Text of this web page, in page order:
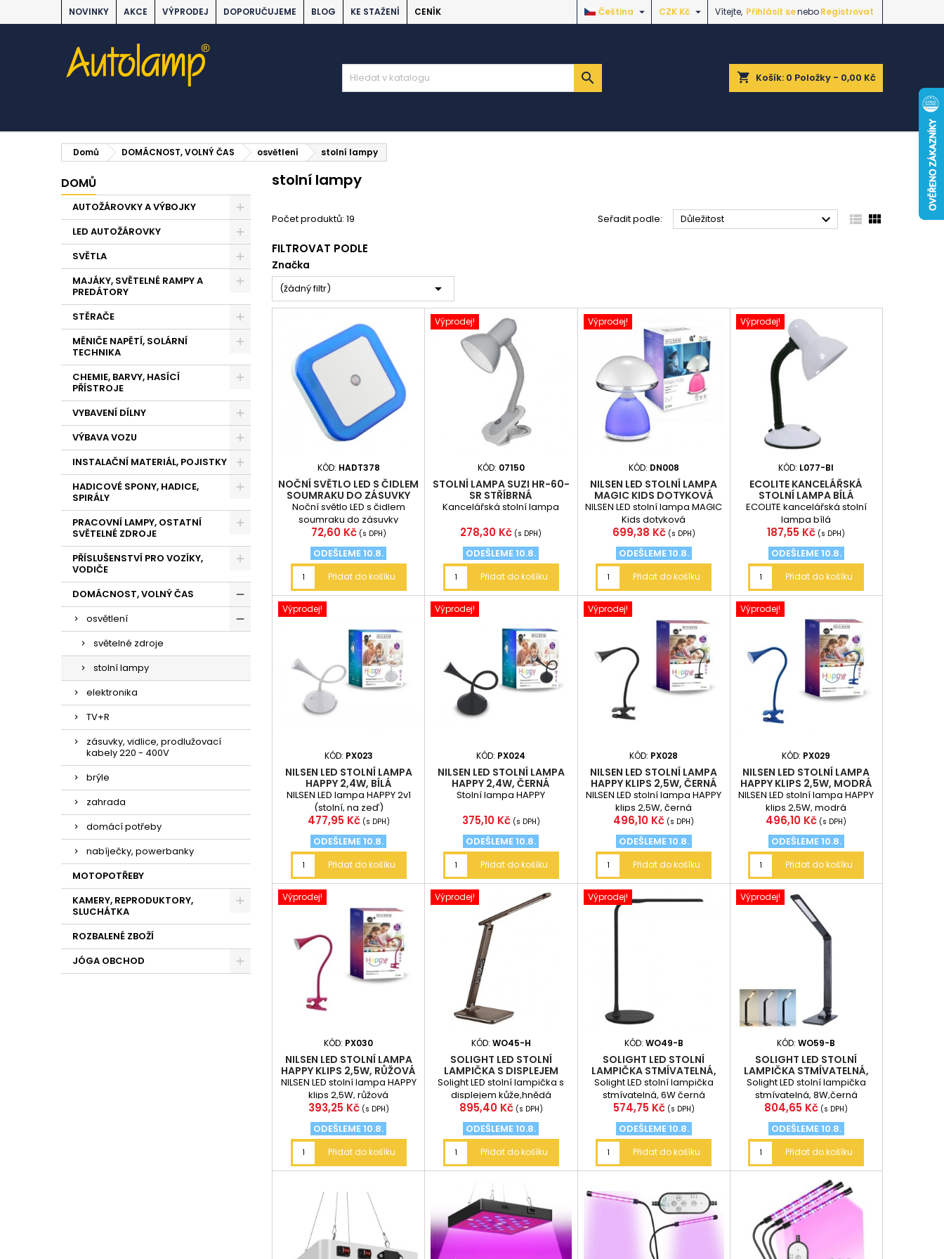
NOVINKY AKCE VÝPRODEJ DOPORUČUJEME BLOG KE STAŽENÍ CENÍK Vítejte, Přihlásit seneboRegistrovat
CZK Kč 
Čeština 
shopping_cart Košík: 0 Položky - 0,00 Kč

Domů DOMÁCNOST, VOLNÝ ČAS osvětlení stolní lampy
DOMŮ
AUTOŽÁROVKY A VÝBOJKY
LED AUTOŽÁROVKY
SVĚTLA
MAJÁKY, SVĚTELNÉ RAMPY A
PREDÁTORY
STĚRAČE
MĚNIČE NAPĚTÍ, SOLÁRNÍ
TECHNIKA
CHEMIE, BARVY, HASÍCÍ
PŘÍSTROJE
VYBAVENÍ DÍLNY
VÝBAVA VOZU
INSTALAČNÍ MATERIÁL, POJISTKY
HADICOVÉ SPONY, HADICE,
SPIRÁLY
PRACOVNÍ LAMPY, OSTATNÍ
SVĚTELNÉ ZDROJE
PŘÍSLUŠENSTVÍ PRO VOZÍKY,
VODIČE
DOMÁCNOST, VOLNÝ ČAS
osvětlení
světelné zdroje
stolní lampy
elektronika
TV+R
zásuvky, vidlice, prodlužovací
kabely 220 - 400V
brýle
zahrada
domácí potřeby
nabíječky, powerbanky
MOTOPOTŘEBY
KAMERY, REPRODUKTORY,
SLUCHÁTKA
ROZBALENÉ ZBOŽÍ
JÓGA OBCHOD
stolní lampy
Počet produktů: 19 Seřadit podle: Důležitost   
FILTROVAT PODLE
Značka
(žádný filtr) 
KÓD: HADT378
NOČNÍ SVĚTLO LED S ČIDLEM
SOUMRAKU DO ZÁSUVKY
Noční světlo LED s čidlem
soumraku do zásuvky
Cena
72,60 Kč (s DPH)
ODEŠLEME 10.8.
Přidat do košíku
Výprodej!
KÓD: 07150
STOLNÍ LAMPA SUZI HR-60-
SR STŘÍBRNÁ
Kancelářská stolní lampa
Cena
278,30 Kč (s DPH)
ODEŠLEME 10.8.
Přidat do košíku
Výprodej!
KÓD: DN008
NILSEN LED STOLNÍ LAMPA
MAGIC KIDS DOTYKOVÁ
NILSEN LED stolní lampa MAGIC
Kids dotyková
Cena
699,38 Kč (s DPH)
ODEŠLEME 10.8.
Přidat do košíku
Výprodej!
KÓD: L077-BI
ECOLITE KANCELÁŘSKÁ
STOLNÍ LAMPA BÍLÁ
ECOLITE kancelářská stolní
lampa bílá
Cena
187,55 Kč (s DPH)
ODEŠLEME 10.8.
Přidat do košíku
Výprodej!
KÓD: PX023
NILSEN LED STOLNÍ LAMPA
HAPPY 2,4W, BÍLÁ
NILSEN LED lampa HAPPY 2v1
(stolní, na zeď)
Cena
477,95 Kč (s DPH)
ODEŠLEME 10.8.
Přidat do košíku
Výprodej!
KÓD: PX024
NILSEN LED STOLNÍ LAMPA
HAPPY 2,4W, ČERNÁ
Stolní lampa HAPPY
Cena
375,10 Kč (s DPH)
ODEŠLEME 10.8.
Přidat do košíku
Výprodej!
KÓD: PX028
NILSEN LED STOLNÍ LAMPA
HAPPY KLIPS 2,5W, ČERNÁ
NILSEN LED stolní lampa HAPPY
klips 2,5W, černá
Cena
496,10 Kč (s DPH)
ODEŠLEME 10.8.
Přidat do košíku
Výprodej!
KÓD: PX029
NILSEN LED STOLNÍ LAMPA
HAPPY KLIPS 2,5W, MODRÁ
NILSEN LED stolní lampa HAPPY
klips 2,5W, modrá
Cena
496,10 Kč (s DPH)
ODEŠLEME 10.8.
Přidat do košíku
Výprodej!
KÓD: PX030
NILSEN LED STOLNÍ LAMPA
HAPPY KLIPS 2,5W, RŮŽOVÁ
NILSEN LED stolní lampa HAPPY
klips 2,5W, růžová
Cena
393,25 Kč (s DPH)
ODEŠLEME 10.8.
Přidat do košíku
Výprodej!
KÓD: WO45-H
SOLIGHT LED STOLNÍ
LAMPIČKA S DISPLEJEM
KŮŽE,HNĚDÁ
Solight LED stolní lampička s
displejem kůže,hnědá
Cena
895,40 Kč (s DPH)
ODEŠLEME 10.8.
Přidat do košíku
Výprodej!
KÓD: WO49-B
SOLIGHT LED STOLNÍ
LAMPIČKA STMÍVATELNÁ,
6W ČERNÁ
Solight LED stolní lampička
stmívatelná, 6W černá
Cena
574,75 Kč (s DPH)
ODEŠLEME 10.8.
Přidat do košíku
Výprodej!
KÓD:WO59-B
SOLIGHT LED STOLNÍ
LAMPIČKA STMÍVATELNÁ,
8W,ČERNÁ
Solight LED stolní lampička
stmívatelná, 8W,černá
Cena
804,65 Kč (s DPH)
ODEŠLEME 10.8.
Přidat do košíku